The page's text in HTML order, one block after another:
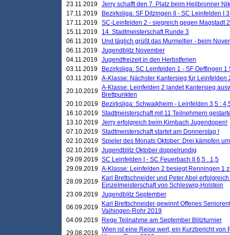
23.11.2019 Jerry schafft den 7. Platz beim Heilbronner
17.11.2019
Bezirksliga: SF Ditzingen II - SC Leinfelden I
17.11.2019 SC-Leinfelden 2 - siegreich gegen Magstadt 2
15.11.2019
14. Stadtmeisterschaft Runde 3
06.11.2019
Und täglich grüßt das Murmeltier - beim
06.11.2019 Jugendblitz November
04.11.2019 Jugendfreizeit in den Herbstferien
03.11.2019
Bezirksliga: SC Leinfelden 1 - SF Oeffingen 1
03.11.2019 A-Klasse: Nächster Kantersieg für Leinfelden
20.10.2019 A-Klasse: Leinfelden 2 landet Kantersieg
Brettpunkten
20.10.2019
Bezirksliga: Schwaikheim - Leinfelden 3,5 :
16.10.2019 Stadtmeisterschaft mit 11 Teilnehmern
13.10.2019 Jerry erfolgreich beim Kirnbach Jugendopen!
07.10.2019 Stadtmeisterschaft startet am Donnerstag !
02.10.2019 Spieler des Monats Oktober: Drei kämpfen
02.10.2019 Jugendblitz Oktober doppelrundig
29.09.2019 SC Leinfelden I - SC Feuerbach II 6,5 . 1,5
29.09.2019 A-Klasse: Leinfelden 2 besiegt Renningen 1
28.09.2019
Karl Brettschneider und Peter Abel
Einzelmeisterschaft von Schleswig-Holstein
23.09.2019 Jugendblitz September
06.09.2019
Karl Brettschneider gewinnt Offenes
Vaihingen-Rohr 2019
04.09.2019
Rege Teilnahme am September Blitzturnier
29.08.2019 Wien ist eine Reise wert, ein Kurzbericht von